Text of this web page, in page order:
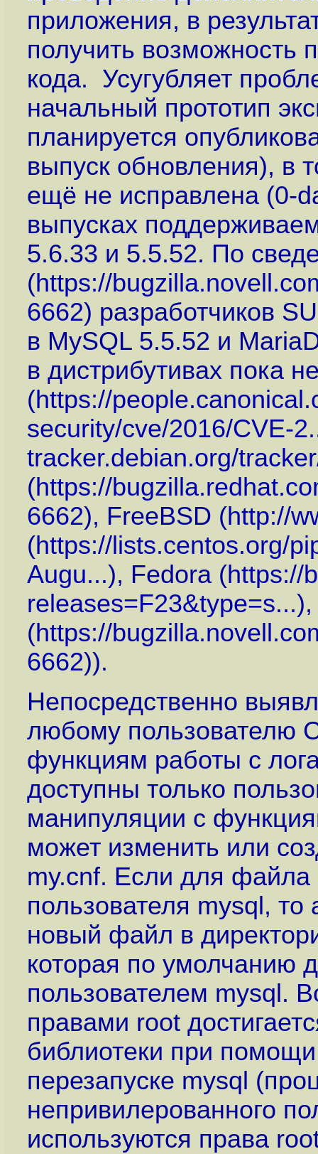
приложения, в
получить возможность
кода. Усугубляет
начальный прототип
планируется
выпуск обновления), в
ещё не исправлена (0-
выпусках
5.6.33 и 5.5.52. По
(https://
6662) разработчиков
в MySQL 5.5.52 и
в дистрибутивах пока
(https://
security/cve/2016/CVE-
tracker.debian.org/
(https://
6662), FreeBSD (http://
(https://lists.centos.org/
Augu...), Fedora (https://
releases=F23&type=s...),
(https://
6662)).
Непосредственно
любому пользователю
функциям работы с
доступны только
манипуляции с
может изменить или
my.cnf. Если для
пользователя mysql,
новый файл в
которая по умолчанию
пользователем mysql.
правами root
библиотеки при
перезапуске mysql
непривилерованного
используются права